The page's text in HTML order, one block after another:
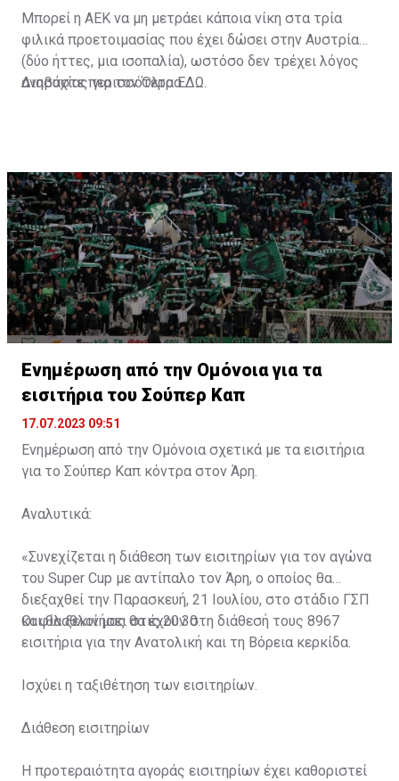
Μπορεί η ΑΕΚ να μη μετράει κάποια νίκη στα τρία
φιλικά προετοιμασίας που έχει δώσει στην Αυστρία
(δύο ήττες, μια ισοπαλία), ωστόσο δεν τρέχει λόγος
ανησυχίας για τον Όλτρα.
Διαβάστε περισσότεραΕΔΩ
Ενημέρωση από την Ομόνοια για τα
εισιτήρια του Σούπερ Καπ
17.07.2023 09:51
Ενημέρωση από την Ομόνοια σχετικά με τα εισιτήρια
για το Σούπερ Καπ κόντρα στον Άρη.
Αναλυτικά:
«Συνεχίζεται η διάθεση των εισιτηρίων για τον αγώνα
του Super Cup με αντίπαλο τον Άρη, ο οποίος θα
διεξαχθεί την Παρασκευή, 21 Ιουλίου, στο στάδιο ΓΣΠ
και θα ξεκινήσει στις 20:30.
Οι φίλαθλοί μας θα έχουν στη διάθεσή τους 8967
εισιτήρια για την Ανατολική και τη Βόρεια κερκίδα.
Ισχύει η ταξιθέτηση των εισιτηρίων.
Διάθεση εισιτηρίων
Η προτεραιότητα αγοράς εισιτηρίων έχει καθοριστεί